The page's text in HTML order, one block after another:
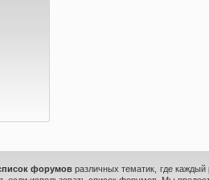
форумов различных тематик, где